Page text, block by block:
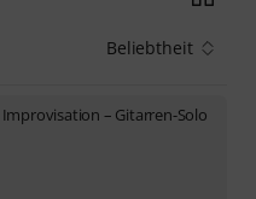
Beliebtheit
Improvisation – Gitarren-Solo